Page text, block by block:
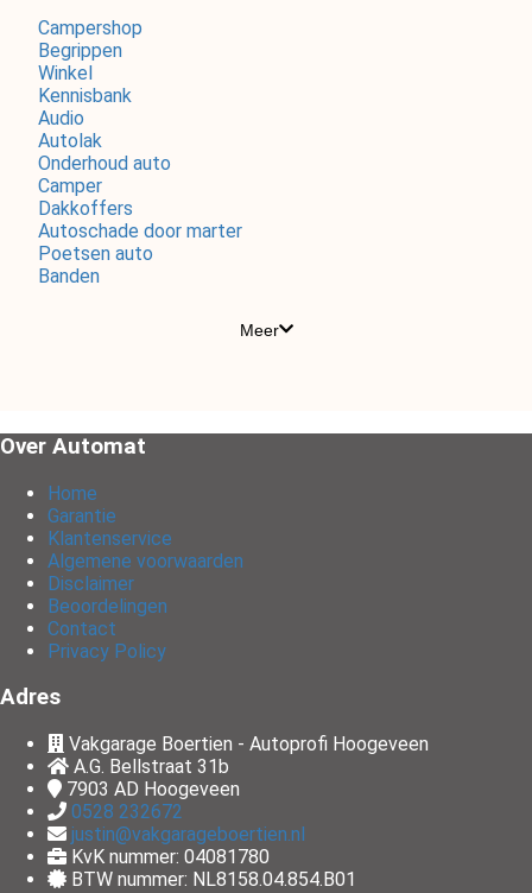
Campershop
Begrippen
Winkel
Kennisbank
Audio
Autolak
Onderhoud auto
Camper
Dakkoffers
Autoschade door marter
Poetsen auto
Banden
Meer
Over Automat
Home
Garantie
Klantenservice
Algemene voorwaarden
Disclaimer
Beoordelingen
Contact
Privacy Policy
Adres
Vakgarage Boertien - Autoprofi Hoogeveen
A.G. Bellstraat 31b
7903 AD Hoogeveen
0528 232672
justin@vakgarageboertien.nl
KvK nummer: 04081780
BTW nummer: NL8158.04.854.B01